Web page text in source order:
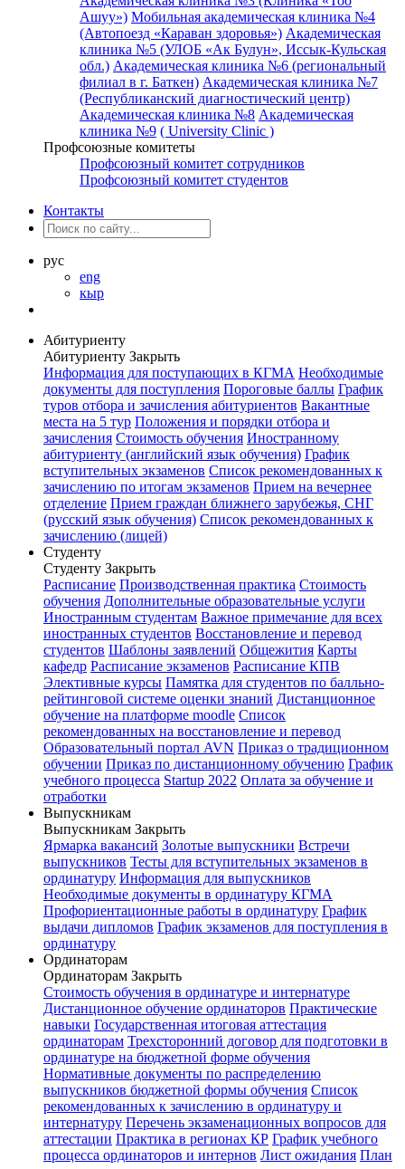
Ашуу») Мобильная академическая клиника №4
(Автопоезд «Караван здоровья») Академическая
клиника №5 (УЛОБ «Ак Булун», Иссык-Кульская
обл.) Академическая клиника №6 (региональный
филиал в г. Баткен) Академическая клиника №7
(Республиканский диагностический центр)
Академическая клиника №8 Академическая
клиника №9 ( University Clinic )
Профсоюзные комитеты
Профсоюзный комитет сотрудников
Профсоюзный комитет студентов
Контакты
рус
eng
кыр
Абитуриенту
Абитуриенту Закрыть
Информация для поступающих в КГМА Необходимые
документы для поступления Пороговые баллы График
туров отбора и зачисления абитуриентов Вакантные
места на 5 тур Положения и порядки отбора и
зачисления Стоимость обучения Иностранному
абитуриенту (английский язык обучения) График
вступительных экзаменов Список рекомендованных к
зачислению по итогам экзаменов Прием на вечернее
отделение Прием граждан ближнего зарубежья, СНГ
(русский язык обучения) Список рекомендованных к
зачислению (лицей)
Студенту
Студенту Закрыть
Расписание Производственная практика Стоимость
обучения Дополнительные образовательные услуги
Иностранным студентам Важное примечание для всех
иностранных студентов Восстановление и перевод
студентов Шаблоны заявлений Общежития Карты
кафедр Расписание экзаменов Расписание КПВ
Элективные курсы Памятка для студентов по балльно-
рейтинговой системе оценки знаний Дистанционное
обучение на платформе moodle Список
рекомендованных на восстановление и перевод
Образовательный портал AVN Приказ о традиционном
обучении Приказ по дистанционному обучению График
учебного процесса Startup 2022 Оплата за обучение и
отработки
Выпускникам
Выпускникам Закрыть
Ярмарка вакансий Золотые выпускники Встречи
выпускников Тесты для вступительных экзаменов в
ординатуру Информация для выпускников
Необходимые документы в ординатуру КГМА
Профориентационные работы в ординатуру График
выдачи дипломов График экзаменов для поступления в
ординатуру
Ординаторам
Ординаторам Закрыть
Стоимость обучения в ординатуре и интернатуре
Дистанционное обучение ординаторов Практические
навыки Государственная итоговая аттестация
ординаторам Трехсторонний договор для подготовки в
ординатуре на бюджетной форме обучения
Нормативные документы по распределению
выпускников бюджетной формы обучения Список
рекомендованных к зачислению в ординатуру и
интернатуру Перечень экзаменационных вопросов для
аттестации Практика в регионах КР График учебного
процесса ординаторов и интернов Лист ожидания План